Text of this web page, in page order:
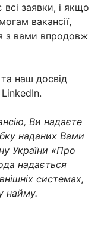
заявки, і якщо
вакансії,
з вами впродовж
наш досвід
LinkedIn.
Ви надаєте
наданих Вами
України «Про
надається
системах,
найму.